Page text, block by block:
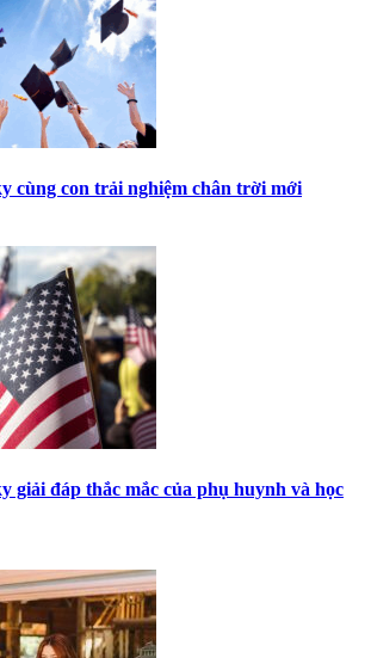
cùng con trải nghiệm chân trời mới
giải đáp thắc mắc của phụ huynh và học